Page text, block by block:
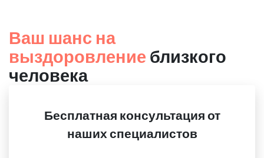
Ваш шанс на
выздоровление близкого
человека
Бесплатная консультация от
наших специалистов